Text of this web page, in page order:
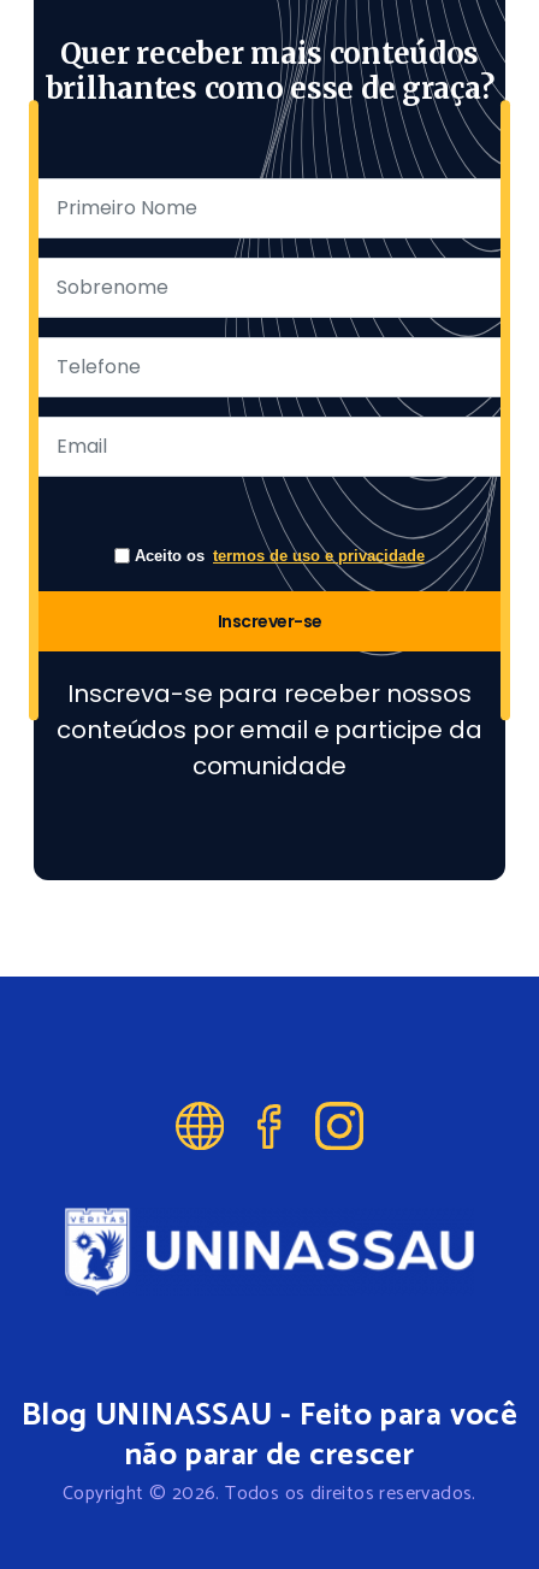
Quer receber mais conteúdos
brilhantes como esse de graça?
Aceito os termos de uso e privacidade
Inscrever-se
Inscreva-se para receber nossos
conteúdos por email e participe da
comunidade
Blog UNINASSAU - Feito para você
não parar de crescer
Copyright © 2026. Todos os direitos reservados.